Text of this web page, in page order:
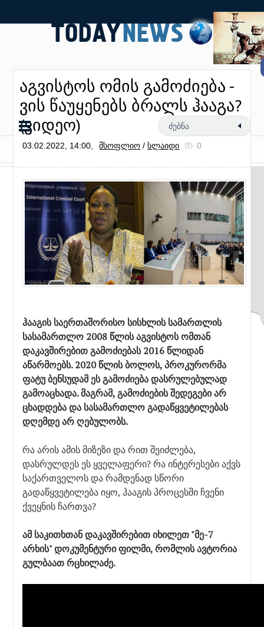
აგვისტოს ომის გამოძიება -
ვის წაუყენებს ბრალს ჰააგა?
(ვიდეო)
03.02.2022, 14:00, მსოფლიო /სლაიდი 0
ჰააგის საერთაშორისო სისხლის სამართლის
სასამართლო 2008 წლის აგვისტოს ომთან
დაკავშირებით გამოძიებას 2016 წლიდან
აწარმოებს. 2020 წლის ბოლოს, პროკურორმა
ფატუ ბენსუდამ ეს გამოძიება დასრულებულად
გამოაცხადა. მაგრამ, გამოძიების შედეგები არ
ცხადდება და სასამართლო გადაწყვეტილებას
დღემდე არ ღებულობს.
რა არის ამის მიზეზი და რით შეიძლება,
დასრულდეს ეს ყველაფერი? რა ინტერესები აქვს
საქართველოს და რამდენად სწორი
გადაწყვეტილება იყო, ჰააგის პროცესში ჩვენი
ქვეყნის ჩართვა?
ამ საკითხთან დაკავშირებით იხილეთ "მე-7
არხის" დოკუმენტური ფილმი, რომლის ავტორია
გულბაათ რცხილაძე.